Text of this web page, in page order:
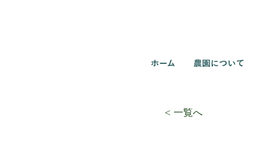
ホーム 農園について
< 一覧へ